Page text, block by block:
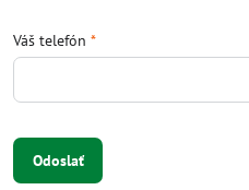
Váš telefón *
Odoslať